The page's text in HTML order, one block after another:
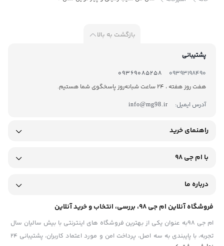
بازگشت به بالا
پشتیبانی
09393198490
09369085258
هفت روز هفته ، 24 ساعت شبانه‌روز پاسخگوی شما هستیم.
آدرس ایمیل:
info@mg98.ir
راهنمای خرید
با ام جی 98
درباره ما
فروشگاه آنلاین ام جی 98، بررسی، انتخاب و خرید آنلاین
ام جی 98به عنوان یکی از بهترین فروشگاه های اینترنتی با بیش سالیان سال
تجربه، با پایبندی به سه اصل، پرداخت امن و مورد اعتماد کاربران، پشتیبانی 24